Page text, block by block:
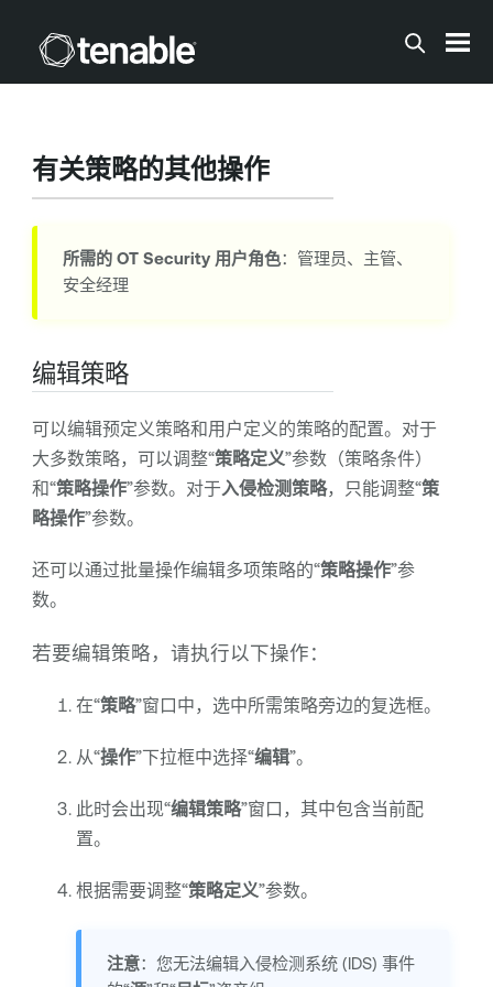
有关策略的其他操作
所需的 OT Security用户角色：管理员、主管、
安全经理
编辑策略
可以编辑预定义策略和用户定义的策略的配置。对于
大多数策略，可以调整“策略定义”参数（策略条件）
和“策略操作”参数。对于入侵检测策略，只能调整“策
略操作”参数。
还可以通过批量操作编辑多项策略的“策略操作”参
数。
若要编辑策略，请执行以下操作：
在“策略”窗口中，选中所需策略旁边的复选框。
从“操作”下拉框中选择“编辑”。
此时会出现“编辑策略”窗口，其中包含当前配
置。
根据需要调整“策略定义”参数。
注意：您无法编辑入侵检测系统 (IDS) 事件